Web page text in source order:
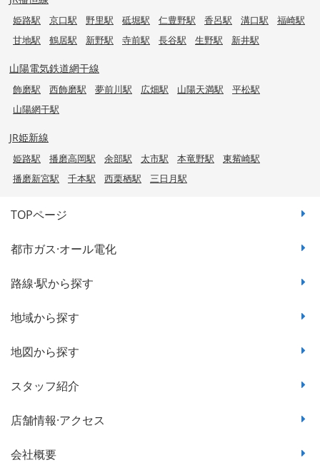
姫路駅 京口駅 野里駅 砥堀駅 仁豊野駅 香呂駅 溝口駅
福崎駅
甘地駅
鶴居駅 新野駅 寺前駅 長谷駅 生野駅 新井駅
山陽電気鉄道網干線
飾磨駅 西飾磨駅 夢前川駅 広畑駅 山陽天満駅
平松駅
山陽網干駅
JR姫新線
姫路駅 播磨高岡駅 余部駅 太市駅 本竜野駅
東觜崎駅
播磨新宮駅
千本駅 西栗栖駅 三日月駅
TOPページ
都市ガス·オール電化
路線·駅から探す
地域から探す
地図から探す
スタッフ紹介
店舗情報·アクセス
会社概要